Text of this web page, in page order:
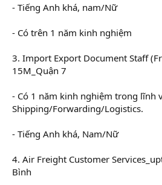
- Tiếng Anh khá, nam/Nữ
- Có trên 1 năm kinh nghiệm
3. Import Export Document Staff
15M_Quận 7
- Có 1 năm kinh nghiệm trong lĩnh
Shipping/Forwarding/Logistics.
- Tiếng Anh khá, Nam/Nữ
4. Air Freight Customer
Bình